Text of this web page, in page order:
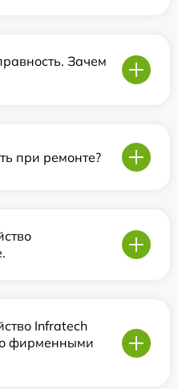
Зачем
при ремонте?
Infratech
фирменными